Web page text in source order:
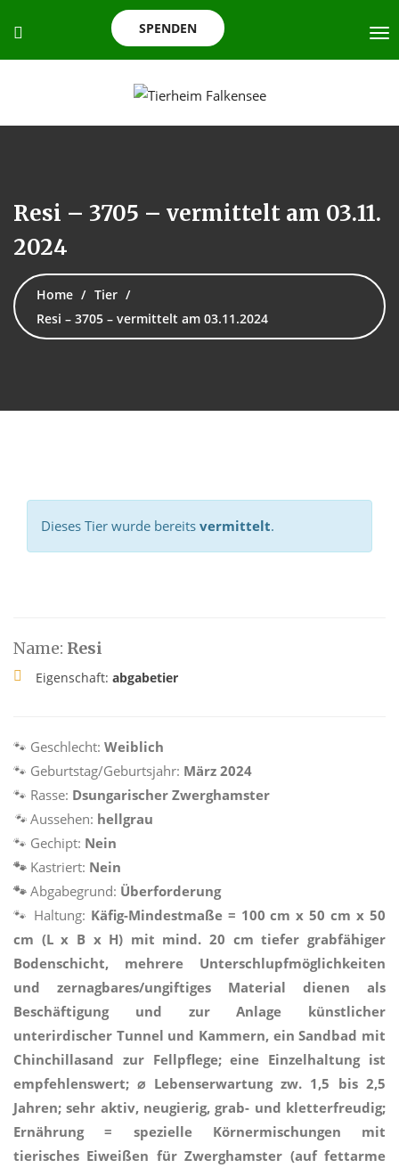
SPENDEN
Resi – 3705 – vermittelt am 03.11.
2024
Home
Tier
Resi – 3705 – vermittelt am 03.11.2024
Dieses Tier wurde bereits vermittelt.
Name: Resi
Eigenschaft: abgabetier
🐾 Geschlecht: Weiblich
🐾 Geburtstag/Geburtsjahr: März 2024
🐾 Rasse: Dsungarischer Zwerghamster
🐾 Aussehen: hellgrau
🐾 Gechipt: Nein
🐾 Kastriert: Nein
🐾 Abgabegrund: Überforderung
🐾 Haltung: Käfig-Mindestmaße = 100 cm x 50 cm x 50
cm (L x B x H) mit mind. 20 cm tiefer grabfähiger
Bodenschicht, mehrere Unterschlupfmöglichkeiten
und zernagbares/ungiftiges Material dienen als
Beschäftigung und zur Anlage künstlicher
unterirdischer Tunnel und Kammern, ein Sandbad mit
Chinchillasand zur Fellpflege; eine Einzelhaltung ist
empfehlenswert; ⌀ Lebenserwartung zw. 1,5 bis 2,5
Jahren; sehr aktiv, neugierig, grab- und kletterfreudig;
Ernährung = spezielle Körnermischungen mit
tierisches Eiweißen für Zwerghamster (auf fettarme